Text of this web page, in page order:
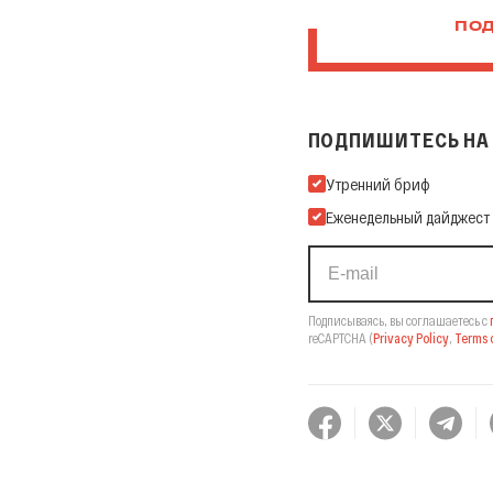
ПОДПИШИТЕСЬ НА
Подпишитесь на нашу
Утренний бриф
Еженедельный дайджест
Подписываясь, вы соглашаетесь с
reCAPTCHA (Privacy Policy, Terms